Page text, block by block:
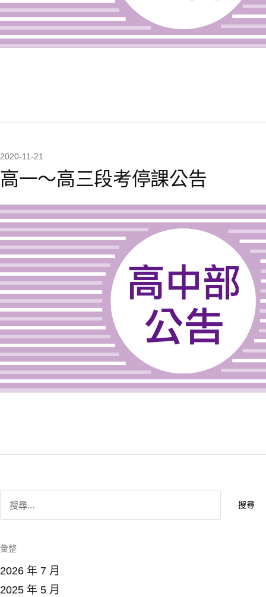
2020-11-21
高一～高三段考停課公告
鍵
彙整
2026 年 7 月
2025 年 5 月